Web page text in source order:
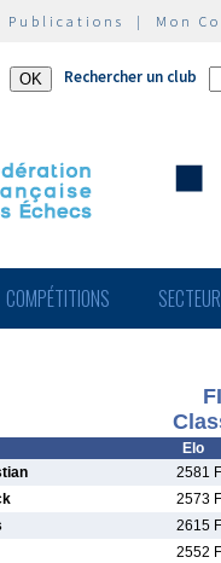
Publications | Mon
Rechercher un club
COMPÉTITIONS
Elo
2581 F
2573 F
2615 F
2552 F